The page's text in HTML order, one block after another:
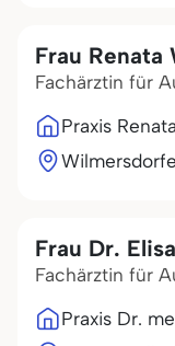
Frau
Fachärztin für
Praxis
Frau Dr.
Fachärztin für
Praxis Dr.